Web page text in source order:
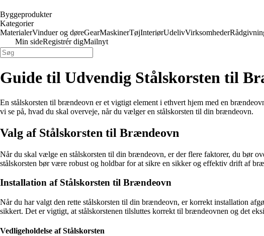
Byggeprodukter
Kategorier
MaterialerVinduer og døreGearMaskinerTøjInteriørUdelivVirksomheder
Min sideRegistrér digMailnyt
Guide til Udvendig Stålskorsten til
En stålskorsten til brændeovn er et vigtigt element i ethvert hjem med en
vi se på, hvad du skal overveje, når du vælger en stålskorsten til din brændeovn.
Valg af Stålskorsten til Brændeovn
Når du skal vælge en stålskorsten til din brændeovn, er der flere faktorer, du bør
stålskorsten bør være robust og holdbar for at sikre en sikker og effektiv drift af
Installation af Stålskorsten til Brændeovn
Når du har valgt den rette stålskorsten til din brændeovn, er korrekt installation
sikkert. Det er vigtigt, at stålskorstenen tilsluttes korrekt til brændeovnen og det
Vedligeholdelse af Stålskorsten